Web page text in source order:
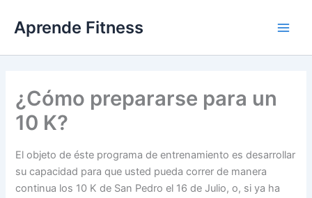
contenido
Aprende Fitness
¿Cómo prepararse para un
10 K?
El objeto de éste programa de entrenamiento es desarrollar
su capacidad para que usted pueda correr de manera
continua los 10 K de San Pedro el 16 de Julio, o, si ya ha